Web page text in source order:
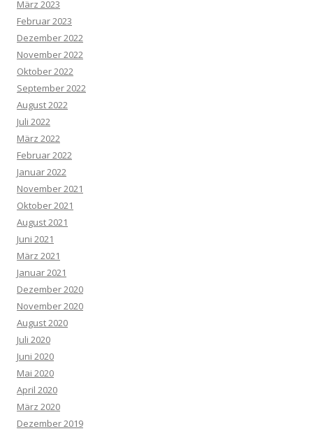
März 2023
Februar 2023
Dezember 2022
November 2022
Oktober 2022
September 2022
August 2022
Juli 2022
März 2022
Februar 2022
Januar 2022
November 2021
Oktober 2021
August 2021
Juni 2021
März 2021
Januar 2021
Dezember 2020
November 2020
August 2020
Juli 2020
Juni 2020
Mai 2020
April 2020
März 2020
Dezember 2019